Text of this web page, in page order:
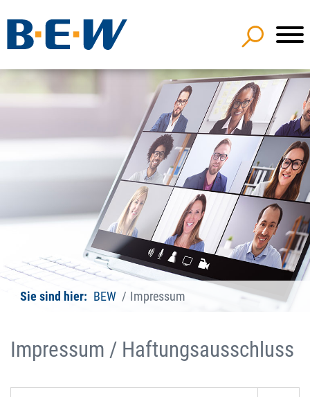
Sie sind hier: BEW Impressum
Impressum / Haftungsausschluss